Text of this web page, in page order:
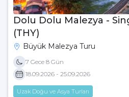
Dolu Dolu Malezya -
(THY)
Büyük Malezya Turu
7 Gece 8 Gün
18.09.2026 - 25.09.2026
Uzak Doğu ve Asya Turları